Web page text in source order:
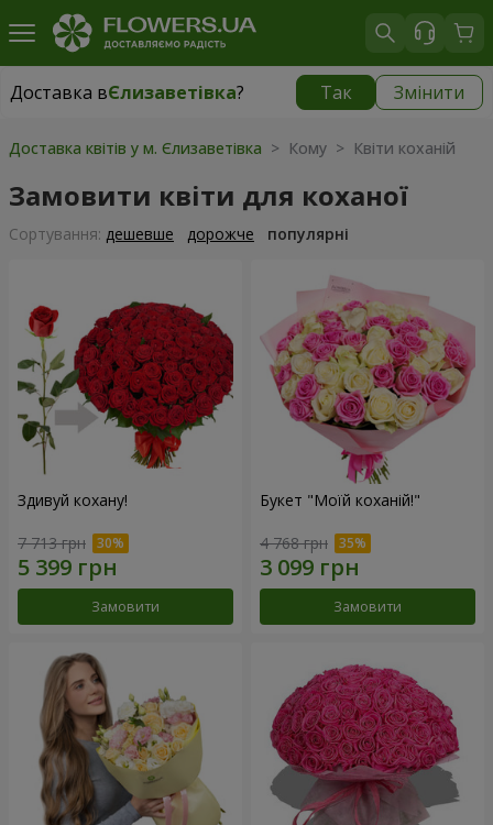
Доставка вЄлизаветівка? Так Змінити
Доставка вЄлизаветівка| безкоштовно
Доставка квітів у м. Єлизаветівка > Кому > Квіти коханій
Замовити квіти для коханої
Сортування: дешевше дорожче популярні
Здивуй кохану!
7 713 грн
Замовити
Букет "Моїй коханій!"
4 768 грн
Замовити